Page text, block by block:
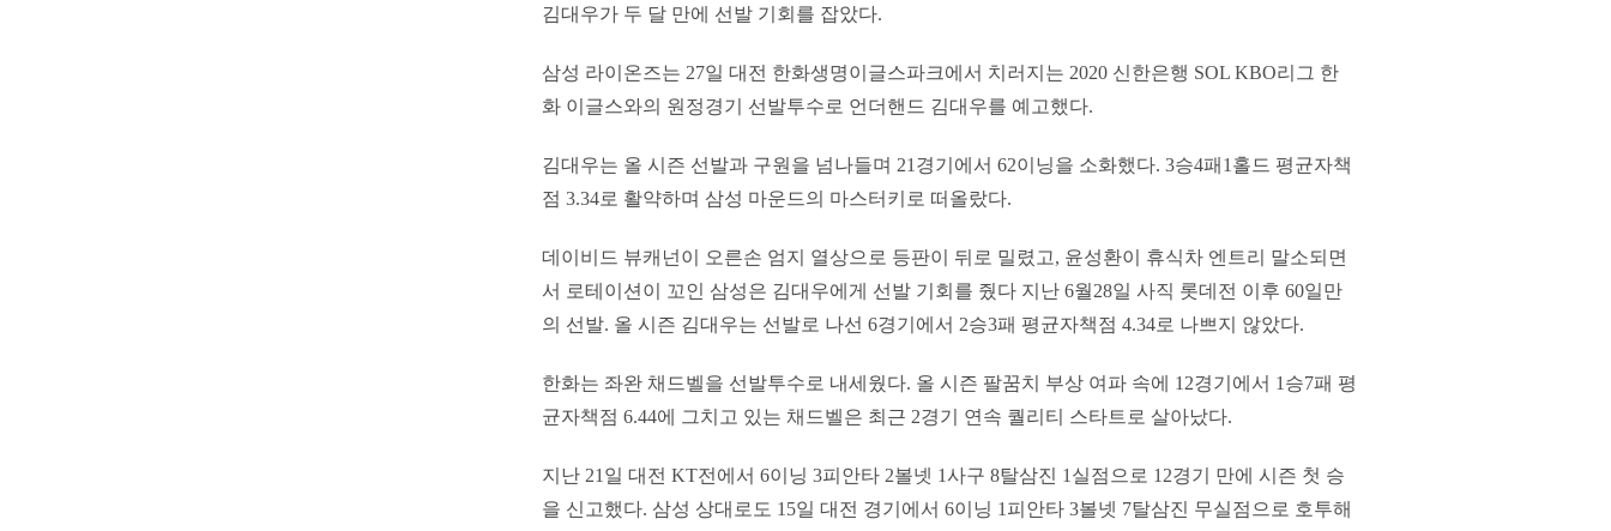
김대우가 두 달 만에 선발 기회를 잡았다.
삼성 라이온즈는 27일 대전 한화생명이글스파크에서 치러지는 2020 신한은행 SOL KBO리그 한
화 이글스와의 원정경기 선발투수로 언더핸드 김대우를 예고했다.
김대우는 올 시즌 선발과 구원을 넘나들며 21경기에서 62이닝을 소화했다. 3승4패1홀드 평균자책
점 3.34로 활약하며 삼성 마운드의 마스터키로 떠올랐다.
데이비드 뷰캐넌이 오른손 엄지 열상으로 등판이 뒤로 밀렸고, 윤성환이 휴식차 엔트리 말소되면
서 로테이션이 꼬인 삼성은 김대우에게 선발 기회를 줬다 지난 6월28일 사직 롯데전 이후 60일만
의 선발. 올 시즌 김대우는 선발로 나선 6경기에서 2승3패 평균자책점 4.34로 나쁘지 않았다.
한화는 좌완 채드벨을 선발투수로 내세웠다. 올 시즌 팔꿈치 부상 여파 속에 12경기에서 1승7패 평
균자책점 6.44에 그치고 있는 채드벨은 최근 2경기 연속 퀄리티 스타트로 살아났다.
지난 21일 대전 KT전에서 6이닝 3피안타 2볼넷 1사구 8탈삼진 1실점으로 12경기 만에 시즌 첫 승
을 신고했다. 삼성 상대로도 15일 대전 경기에서 6이닝 1피안타 3볼넷 7탈삼진 무실점으로 호투해